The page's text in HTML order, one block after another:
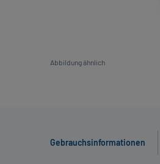
Abbildung ähnlich
Gebrauchsinformationen